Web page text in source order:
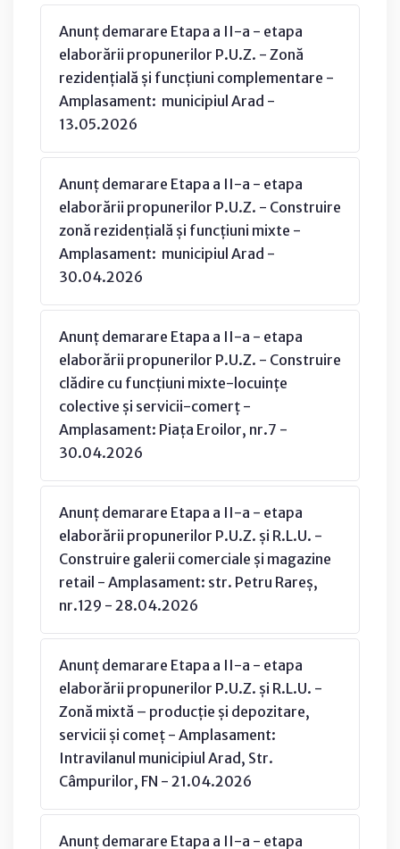
Anunț demarare Etapa a II-a - etapa
elaborării propunerilor P.U.Z. - Zonă
rezidențială și funcțiuni complementare -
Amplasament: municipiul Arad -
13.05.2026
Anunț demarare Etapa a II-a - etapa
elaborării propunerilor P.U.Z. - Construire
zonă rezidențială și funcțiuni mixte -
Amplasament: municipiul Arad -
30.04.2026
Anunț demarare Etapa a II-a - etapa
elaborării propunerilor P.U.Z. - Construire
clădire cu funcțiuni mixte-locuințe
colective și servicii-comerț -
Amplasament: Piața Eroilor, nr.7 -
30.04.2026
Anunț demarare Etapa a II-a - etapa
elaborării propunerilor P.U.Z. și R.L.U. -
Construire galerii comerciale și magazine
retail - Amplasament: str. Petru Rareș,
nr.129 - 28.04.2026
Anunț demarare Etapa a II-a - etapa
elaborării propunerilor P.U.Z. și R.L.U. -
Zonă mixtă – producție și depozitare,
servicii și comeț - Amplasament:
Intravilanul municipiul Arad, Str.
Câmpurilor, FN - 21.04.2026
Anunț demarare Etapa a II-a - etapa